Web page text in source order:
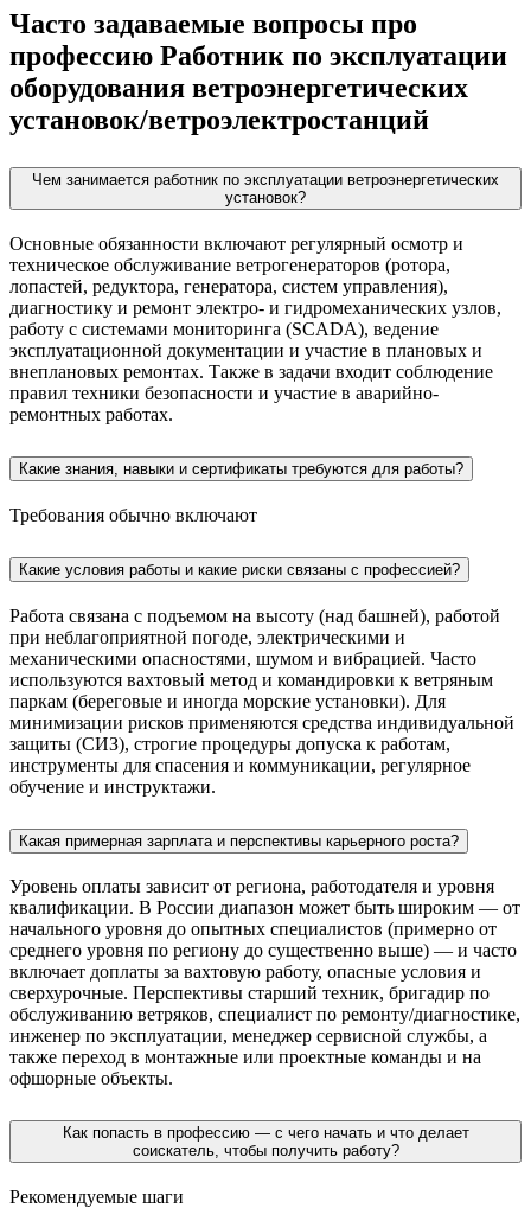
Часто задаваемые вопросы про
профессию Работник по эксплуатации
оборудования ветроэнергетических
установок/ветроэлектростанций
Чем занимается работник по эксплуатации ветроэнергетических
установок?
Основные обязанности включают регулярный осмотр и
техническое обслуживание ветрогенераторов (ротора,
лопастей, редуктора, генератора, систем управления),
диагностику и ремонт электро- и гидромеханических узлов,
работу с системами мониторинга (SCADA), ведение
эксплуатационной документации и участие в плановых и
внеплановых ремонтах. Также в задачи входит соблюдение
правил техники безопасности и участие в аварийно-
ремонтных работах.
Какие знания, навыки и сертификаты требуются для работы?
Требования обычно включают
Какие условия работы и какие риски связаны с профессией?
Работа связана с подъемом на высоту (над башней), работой
при неблагоприятной погоде, электрическими и
механическими опасностями, шумом и вибрацией. Часто
используются вахтовый метод и командировки к ветряным
паркам (береговые и иногда морские установки). Для
минимизации рисков применяются средства индивидуальной
защиты (СИЗ), строгие процедуры допуска к работам,
инструменты для спасения и коммуникации, регулярное
обучение и инструктажи.
Какая примерная зарплата и перспективы карьерного роста?
Уровень оплаты зависит от региона, работодателя и уровня
квалификации. В России диапазон может быть широким — от
начального уровня до опытных специалистов (примерно от
среднего уровня по региону до существенно выше) — и часто
включает доплаты за вахтовую работу, опасные условия и
сверхурочные. Перспективы старший техник, бригадир по
обслуживанию ветряков, специалист по ремонту/диагностике,
инженер по эксплуатации, менеджер сервисной службы, а
также переход в монтажные или проектные команды и на
офшорные объекты.
Как попасть в профессию — с чего начать и что делает
соискатель, чтобы получить работу?
Рекомендуемые шаги